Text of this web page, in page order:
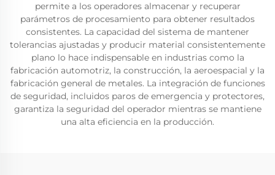
permite a los operadores almacenar y recuperar
parámetros de procesamiento para obtener resultados
consistentes. La capacidad del sistema de mantener
tolerancias ajustadas y producir material consistentemente
plano lo hace indispensable en industrias como la
fabricación automotriz, la construcción, la aeroespacial y la
fabricación general de metales. La integración de funciones
de seguridad, incluidos paros de emergencia y protectores,
garantiza la seguridad del operador mientras se mantiene
una alta eficiencia en la producción.